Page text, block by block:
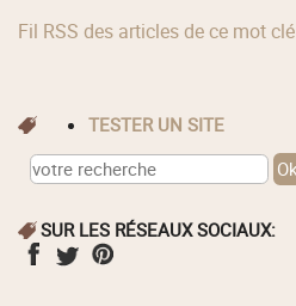
Fil RSS des articles de ce mot clé
TESTER UN SITE
SUR LES RÉSEAUX SOCIAUX: